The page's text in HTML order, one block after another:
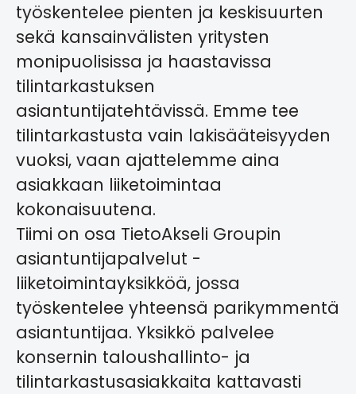
työskentelee pienten ja keskisuurten
sekä kansainvälisten yritysten
monipuolisissa ja haastavissa
tilintarkastuksen
asiantuntijatehtävissä. Emme tee
tilintarkastusta vain lakisääteisyyden
vuoksi, vaan ajattelemme aina
asiakkaan liiketoimintaa
kokonaisuutena.
Tiimi on osa TietoAkseli Groupin
asiantuntijapalvelut -
liiketoimintayksikköä, jossa
työskentelee yhteensä parikymmentä
asiantuntijaa. Yksikkö palvelee
konsernin taloushallinto- ja
tilintarkastusasiakkaita kattavasti